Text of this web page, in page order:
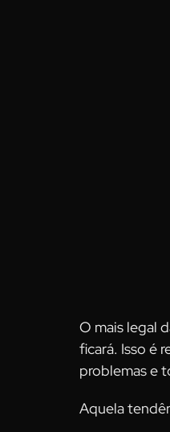
O mais legal
ficará. Isso é
problemas e
Aquela